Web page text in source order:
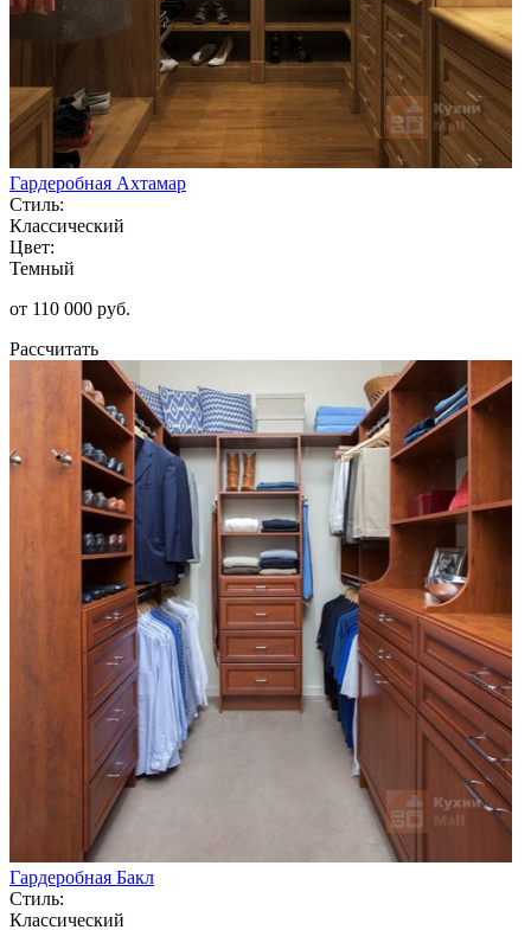
Гардеробная Ахтамар
Стиль:
Классический
Цвет:
Темный
от 110 000 руб.
Рассчитать
Гардеробная Бакл
Стиль:
Классический